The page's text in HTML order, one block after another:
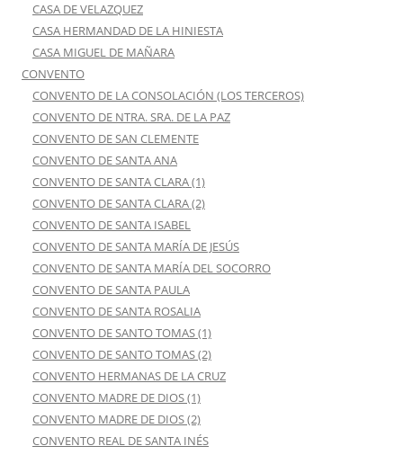
CASA DE VELAZQUEZ
CASA HERMANDAD DE LA HINIESTA
CASA MIGUEL DE MAÑARA
CONVENTO
CONVENTO DE LA CONSOLACIÓN (LOS TERCEROS)
CONVENTO DE NTRA. SRA. DE LA PAZ
CONVENTO DE SAN CLEMENTE
CONVENTO DE SANTA ANA
CONVENTO DE SANTA CLARA (1)
CONVENTO DE SANTA CLARA (2)
CONVENTO DE SANTA ISABEL
CONVENTO DE SANTA MARÍA DE JESÚS
CONVENTO DE SANTA MARÍA DEL SOCORRO
CONVENTO DE SANTA PAULA
CONVENTO DE SANTA ROSALIA
CONVENTO DE SANTO TOMAS (1)
CONVENTO DE SANTO TOMAS (2)
CONVENTO HERMANAS DE LA CRUZ
CONVENTO MADRE DE DIOS (1)
CONVENTO MADRE DE DIOS (2)
CONVENTO REAL DE SANTA INÉS